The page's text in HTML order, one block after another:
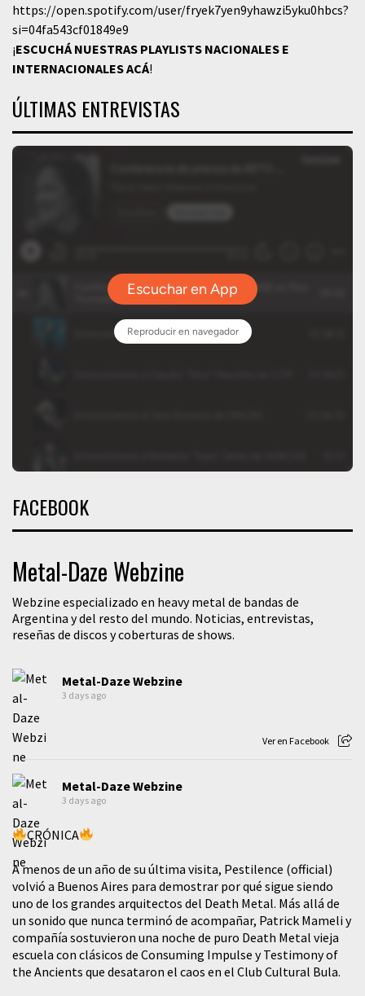
https://open.spotify.com/user/fryek7yen9yhawzi5yku0hbcs?
si=04fa543cf01849e9
¡ESCUCHÁ NUESTRAS PLAYLISTS NACIONALES E
INTERNACIONALESACÁ!
ÚLTIMAS ENTREVISTAS
FACEBOOK
Metal-Daze Webzine
Webzine especializado en heavy metal de bandas de
Argentina y del resto del mundo. Noticias, entrevistas,
reseñas de discos y coberturas de shows.
Metal-Daze Webzine
3 days ago
Ver en Facebook
Metal-Daze Webzine
3 days ago
CRÓNICA
A menos de un año de su última visita, Pestilence (official)
volvió a Buenos Aires para demostrar por qué sigue siendo
uno de los grandes arquitectos del Death Metal. Más allá de
un sonido que nunca terminó de acompañar, Patrick Mameli y
compañía sostuvieron una noche de puro Death Metal vieja
escuela con clásicos de Consuming Impulse y Testimony of
the Ancients que desataron el caos en el Club Cultural Bula.